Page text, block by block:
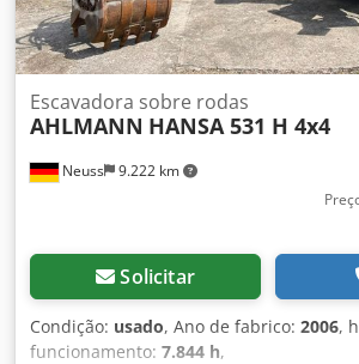
Neuss 9.222 km
Escavadora sobre rodas
AHLMANN HANSA 531 H 4x4
Solicitar
Condição: usado, Ano de fabrico: 2006,
funcionamento: 7.844 h,